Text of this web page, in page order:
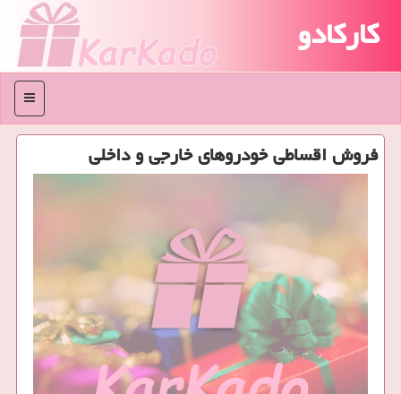
کارکادو
منو
فروش اقساطی خودروهای خارجی و داخلی